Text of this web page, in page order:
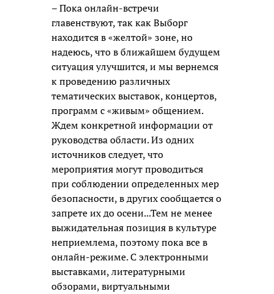
– Пока онлайн-встречи
главенствуют, так как Выборг
находится в «желтой» зоне, но
надеюсь, что в ближайшем будущем
ситуация улучшится, и мы вернемся
к проведению различных
тематических выставок, концертов,
программ с «живым» общением.
Ждем конкретной информации от
руководства области. Из одних
источников следует, что
мероприятия могут проводиться
при соблюдении определенных мер
безопасности, в других сообщается о
запрете их до осени...Тем не менее
выжидательная позиция в культуре
неприемлема, поэтому пока все в
онлайн-режиме. С электронными
выставками, литературными
обзорами, виртуальными